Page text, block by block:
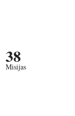
38
Misijas